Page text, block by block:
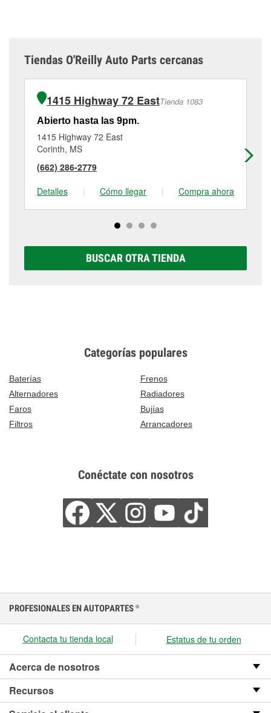
Tiendas O'Reilly Auto Parts cercanas
1415 Highway 72 EastTienda 1083
Abierto hasta las 9pm.
1415 Highway 72 East
Corinth, MS
(662) 286-2779
Detalles
| Cómo llegar | Compra ahora
BUSCAR OTRA TIENDA
Categorías populares
Baterías
Frenos
Alternadores
Radiadores
Faros
Bujías
Filtros
Arrancadores
Conéctate con nosotros
PROFESIONALES EN AUTOPARTES ®
Contacta tu tienda local Estatus de tu orden
Acerca de nosotros
Recursos